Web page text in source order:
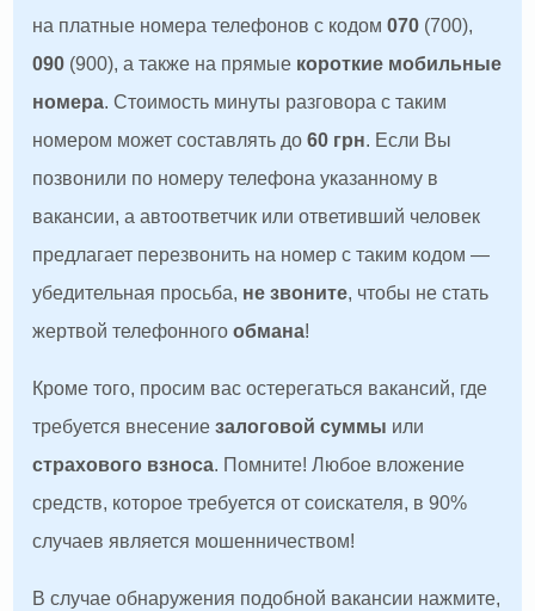
на платные номера телефонов с кодом070 (700),
090 (900), а также на прямые короткие мобильные
номера. Стоимость минуты разговора с таким
номером может составлять до60 грн. Если Вы
позвонили по номеру телефона указанному в
вакансии, а автоответчик или ответивший человек
предлагает перезвонить на номер с таким кодом —
убедительная просьба, не звоните, чтобы не стать
жертвой телефонногообмана!
Кроме того, просим вас остерегаться вакансий, где
требуется внесениезалоговой суммы или
страхового взноса. Помните! Любое вложение
средств, которое требуется от соискателя, в 90%
случаев является мошенничеством!
В случае обнаружения подобной вакансии нажмите,